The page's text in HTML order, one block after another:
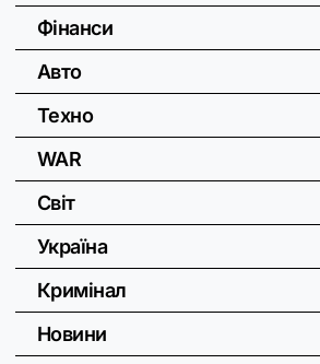
Фінанси
Авто
Техно
WAR
Світ
Україна
Кримінал
Новини